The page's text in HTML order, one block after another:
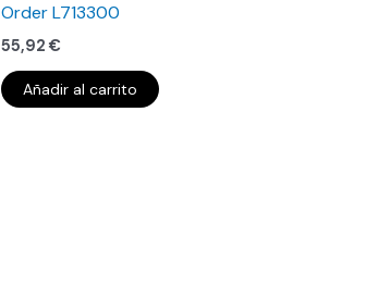
Order L713300
55,92 €
Añadir al carrito